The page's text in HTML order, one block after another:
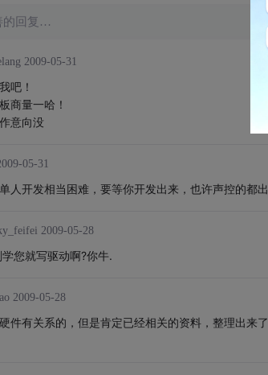
的回复…
2009-05-31
吧！
商量一哈！
意向没
05-31
人开发相当困难，要等你开发出来，也许声控的都
2009-05-28
您就写驱动啊?你牛.
2009-05-28
件有关系的，但是肯定已经相关的资料，整理出来